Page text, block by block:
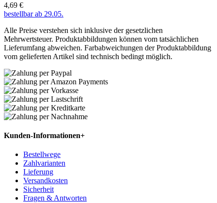
4,69 €
bestellbar ab 29.05.
Alle Preise verstehen sich inklusive der gesetzlichen
Mehrwertsteuer. Produktabbildungen können vom tatsächlichen
Lieferumfang abweichen. Farbabweichungen der Produktabbildung
vom gelieferten Artikel sind technisch bedingt möglich.
Kunden-Informationen+
Bestellwege
Zahlvarianten
Lieferung
Versandkosten
Sicherheit
Fragen & Antworten